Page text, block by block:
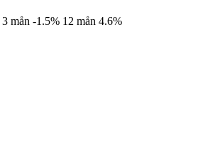
3 mån -1.5% 12 mån 4.6%